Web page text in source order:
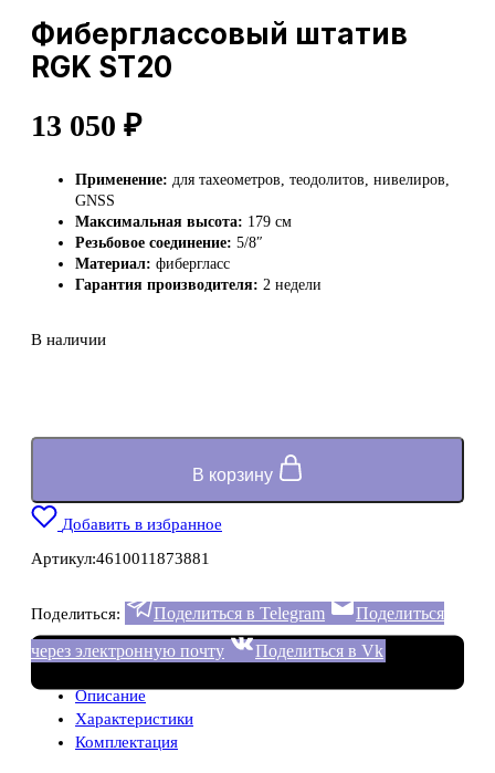
Фиберглассовый штатив
RGK ST20
13 050 ₽
Применение: для тахеометров, теодолитов, нивелиров,
GNSS
Максимальная высота: 179 см
Резьбовое соединение: 5/8″
Материал: фибергласс
Гарантия производителя: 2 недели
В наличии
В корзину
Добавить в избранное
Артикул:4610011873881
Поделиться: Поделиться в Telegram
Поделиться
через электронную почту
Поделиться в Vk
Описание
Характеристики
Комплектация